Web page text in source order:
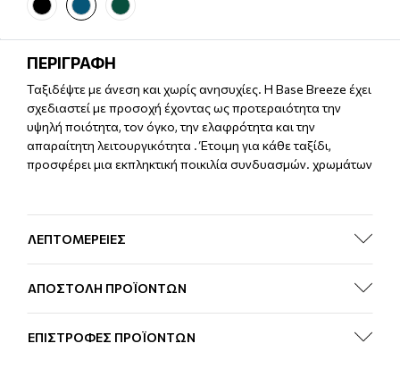
ΠΕΡΙΓΡΑΦΗ
Ταξιδέψτε με άνεση και χωρίς ανησυχίες. Η Base Breeze έχει
σχεδιαστεί με προσοχή έχοντας ως προτεραιότητα την
υψηλή ποιότητα, τον όγκο, την ελαφρότητα και την
απαραίτητη λειτουργικότητα . Έτοιμη για κάθε ταξίδι,
προσφέρει μια εκπληκτική ποικιλία συνδυασμών. χρωμάτων
ΛΕΠΤΟΜΕΡΕΙΕΣ
ΑΠΟΣΤΟΛΗ ΠΡΟΪΟΝΤΩΝ
ΕΠΙΣΤΡΟΦΕΣ ΠΡΟΪΟΝΤΩΝ